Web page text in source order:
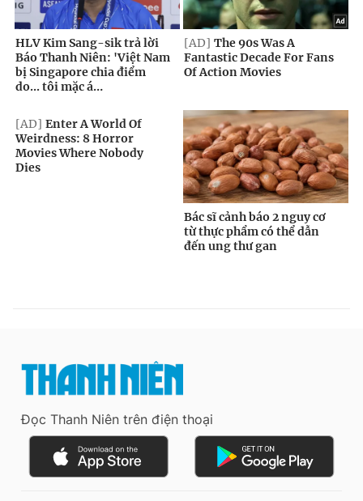
Đọc Thanh Niên trên điện thoại